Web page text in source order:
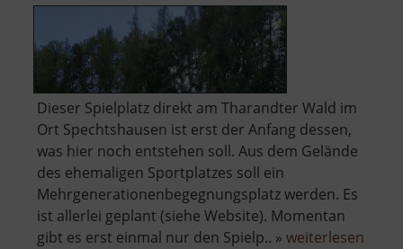
Dieser Spielplatz direkt am Tharandter Wald im
Ort Spechtshausen ist erst der Anfang dessen,
was hier noch entstehen soll. Aus dem Gelände
des ehemaligen Sportplatzes soll ein
Mehrgenerationenbegegnungsplatz werden. Es
ist allerlei geplant (siehe Website). Momentan
gibt es erst einmal nur den Spielp.. » weiterlesen